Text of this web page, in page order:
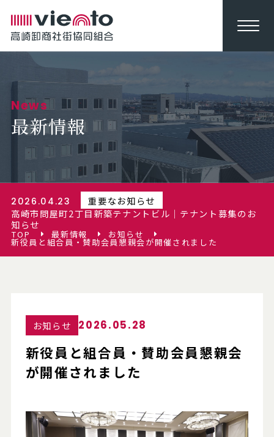
News
最新情報
2026.04.23
重要なお知らせ
高崎市問屋町2丁目新築テナントビル｜テナント募集のお
知らせ
TOP 最新情報 お知らせ
新役員と組合員・賛助会員懇親会が開催されました
お知らせ 2026.05.28
新役員と組合員・賛助会員懇親会
が開催されました